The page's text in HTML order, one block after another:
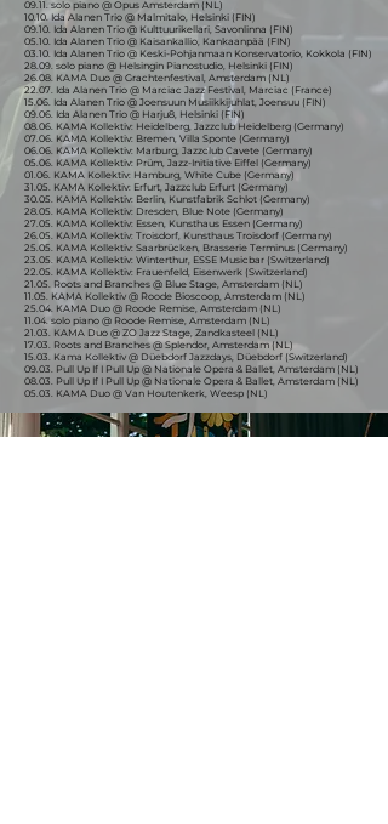
09.11. solo piano @ Opus Amsterdam (NL)
10.10. Ida Alanen Trio @ Malmitalo, Helsinki (FIN)
09.10. Ida Alanen Trio @ Kulttuurikellari, Savonlinna (FIN)
05.10. Ida Alanen Trio @ Kaisankallio, Kankaanpää (FIN)
03.10. Ida Alanen Trio @ Keski-Pohjanmaan Konservatorio, Kokkola (FIN)
28.09. solo piano @ Helsingin Pianostudio, Helsinki (FIN)
26.08. KAMA Duo @ Grachtenfestival, Amsterdam (NL)
22.07. Ida Alanen Trio @ Marciac Jazz Festival, Marciac (France)
15.06. Ida Alanen Trio @ Joensuun Musiikkijuhlat, Joensuu (FIN)
09.06. Ida Alanen Trio @ Harju8, Helsinki (FIN)
08.06. KAMA Kollektiv: Heidelberg, Jazzclub Heidelberg (Germany)
07.06. KAMA Kollektiv: Bremen, Villa Sponte (Germany)
06.06. KAMA Kollektiv: Marburg, Jazzclub Cavete (Germany)
05.06. KAMA Kollektiv: Prüm, Jazz-Initiative Eiffel (Germany)
01.06. KAMA Kollektiv: Hamburg, White Cube (Germany)
31.05. KAMA Kollektiv: Erfurt, Jazzclub Erfurt (Germany)
30.05. KAMA Kollektiv: Berlin, Kunstfabrik Schlot (Germany)
28.05. KAMA Kollektiv: Dresden, Blue Note (Germany)
27.05. KAMA Kollektiv: Essen, Kunsthaus Essen (Germany)
26.05. KAMA Kollektiv: Troisdorf, Kunsthaus Troisdorf (Germany)
25.05. KAMA Kollektiv: Saarbrücken, Brasserie Terminus (Germany)
23.05. KAMA Kollektiv: Winterthur, ESSE Musicbar (Switzerland)
22.05. KAMA Kollektiv: Frauenfeld, Eisenwerk (Switzerland)
21.05. Roots and Branches @ Blue Stage, Amsterdam (NL)
11.05. KAMA Kollektiv @ Roode Bioscoop, Amsterdam (NL)
25.04. KAMA Duo @ Roode Remise, Amsterdam (NL)
11.04. solo piano @ Roode Remise, Amsterdam (NL)
21.03. KAMA Duo @ ZO Jazz Stage, Zandkasteel (NL)
17.03. Roots and Branches @ Splendor, Amsterdam (NL)
15.03. Kama Kollektiv @ Düebdorf Jazzdays, Düebdorf (Switzerland)
09.03. Pull Up If I Pull Up @ Nationale Opera & Ballet, Amsterdam (NL)
08.03. Pull Up If I Pull Up @ Nationale Opera & Ballet, Amsterdam (NL)
05.03. KAMA Duo @ Van Houtenkerk, Weesp (NL)